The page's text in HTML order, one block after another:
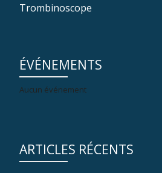
Trombinoscope
ÉVÉNEMENTS
Aucun événement
ARTICLES RÉCENTS